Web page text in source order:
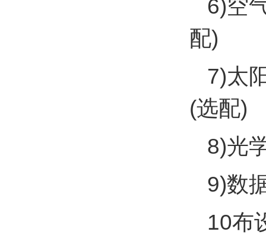
6)空
配)
7)太
(选配)
8)光
9)数
10布